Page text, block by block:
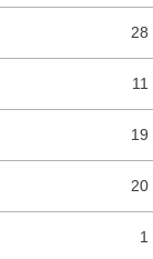
28
11
19
20
1